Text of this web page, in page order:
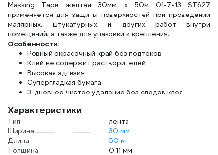
Masking Tape желтая 30мм х 50м 01-7-13 ST627
применяется для защиты поверхностей при проведении
малярных, штукатурных и других работ внутри
помещений, а также для упаковки и крепления.
Особенности:
Ровный окрасочный край без подтёков
Клей не содержит растворителей
Высокая адгезия
Супергладкая бумага
3-дневное чистое удаление без следов клея
Характеристики
Тип
лента
Ширина
30 мм
Длина
50 м
Толщина
0.11 мм